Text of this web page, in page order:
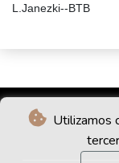
Utilizamos
L.Janezki--BTB